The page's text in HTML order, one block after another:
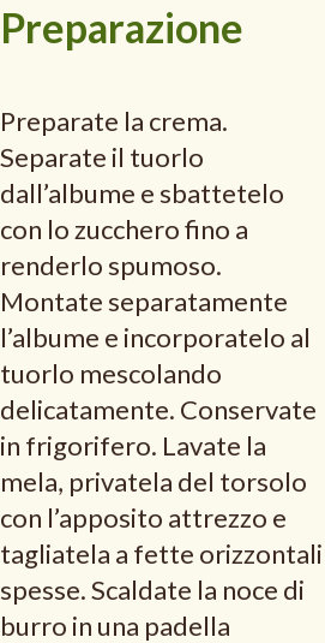
Preparazione
Preparate la crema.
Separate il tuorlo
dall’albume e sbattetelo
con lo zucchero fino a
renderlo spumoso.
Montate separatamente
l’albume e incorporatelo al
tuorlo mescolando
delicatamente. Conservate
in frigorifero. Lavate la
mela, privatela del torsolo
con l’apposito attrezzo e
tagliatela a fette orizzontali
spesse. Scaldate la noce di
burro in una padella